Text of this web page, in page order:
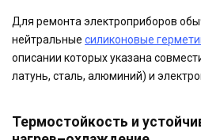
Для ремонта электроприборов
нейтральные силиконовые
описании которых указана
латунь, сталь, алюминий) и
Термостойкость и